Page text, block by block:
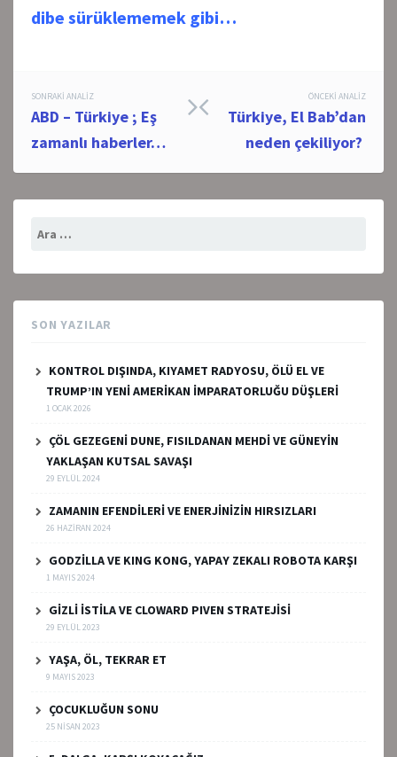
dibe sürüklememek gibi…
Post
navigation
ÖNCEKI ANALIZ
Türkiye, El Bab’dan
neden çekiliyor?
SONRAKI ANALIZ
ABD – Türkiye ; Eş
zamanlı haberler…
SON YAZILAR
KONTROL DIŞINDA, KIYAMET RADYOSU, ÖLÜ EL VE
TRUMP’IN YENİ AMERİKAN İMPARATORLUĞU DÜŞLERİ
1 OCAK 2026
ÇÖL GEZEGENİ DUNE, FISILDANAN MEHDİ VE GÜNEYİN
YAKLAŞAN KUTSAL SAVAŞI
29 EYLÜL 2024
ZAMANIN EFENDİLERİ VE ENERJİNİZİN HIRSIZLARI
26 HAZIRAN 2024
GODZİLLA VE KING KONG, YAPAY ZEKALI ROBOTA KARŞI
1 MAYIS 2024
GİZLİ İSTİLA VE CLOWARD PIVEN STRATEJİSİ
29 EYLÜL 2023
YAŞA, ÖL, TEKRAR ET
9 MAYIS 2023
ÇOCUKLUĞUN SONU
25 NISAN 2023